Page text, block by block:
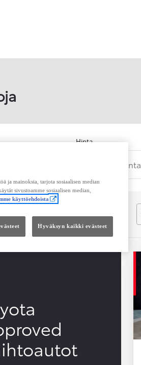
Hinta
Kokonaishinta
ja mainoksia, tarjota sosiaalisen median
sivustoamme sosiaalisen median,
käyttöehdoista
Hyväksyn kaikki evästeet